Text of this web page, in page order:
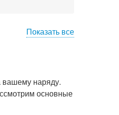
Показать все
вашему наряду.
основные